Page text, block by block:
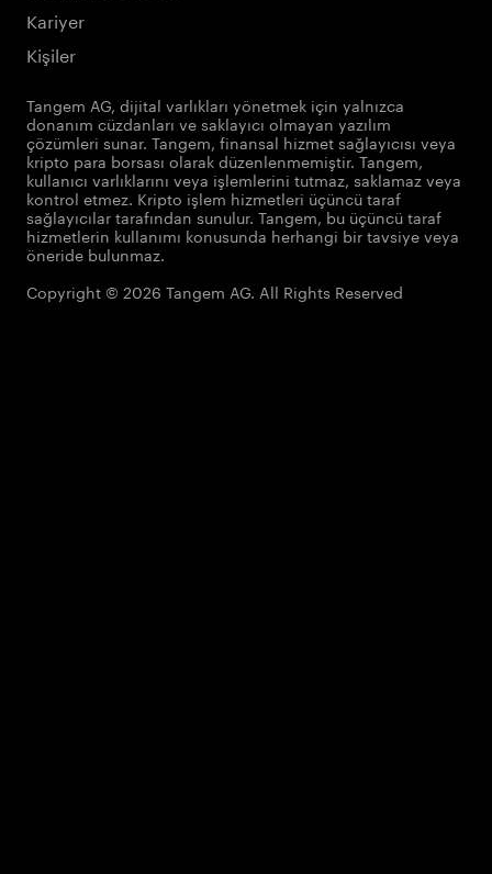
Kariyer
Kişiler
Tangem AG, dijital varlıkları yönetmek için yalnızca
donanım cüzdanları ve saklayıcı olmayan yazılım
çözümleri sunar. Tangem, finansal hizmet sağlayıcısı veya
kripto para borsası olarak düzenlenmemiştir. Tangem,
kullanıcı varlıklarını veya işlemlerini tutmaz, saklamaz veya
kontrol etmez. Kripto işlem hizmetleri üçüncü taraf
sağlayıcılar tarafından sunulur. Tangem, bu üçüncü taraf
hizmetlerin kullanımı konusunda herhangi bir tavsiye veya
öneride bulunmaz.